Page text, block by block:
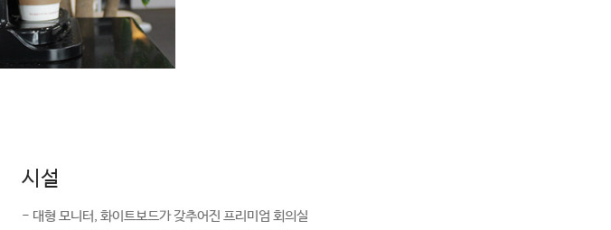
시설
- 대형 모니터, 화이트보드가 갖추어진 프리미엄 회의실